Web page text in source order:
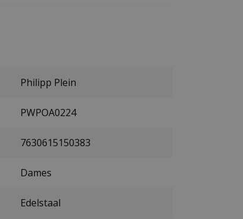
Philipp Plein
PWPOA0224
7630615150383
Dames
Edelstaal